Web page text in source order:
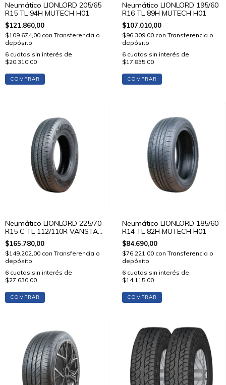
Neumático LIONLORD 205/65
R15 TL 94H MUTECH H01
$121.860,00
$109.674,00 con Transferencia o
depósito
6 cuotas sin interés de
$20.310,00
COMPRAR
Neumático LIONLORD 195/60
R16 TL 89H MUTECH H01
$107.010,00
$96.309,00 con Transferencia o
depósito
6 cuotas sin interés de
$17.835,00
COMPRAR
Neumático LIONLORD 225/70
R15 C TL 112/110R VANSTAR
C01
$165.780,00
$149.202,00 con Transferencia o
depósito
6 cuotas sin interés de
$27.630,00
COMPRAR
Neumático LIONLORD 185/60
R14 TL 82H MUTECH H01
$84.690,00
$76.221,00 con Transferencia o
depósito
6 cuotas sin interés de
$14.115,00
COMPRAR